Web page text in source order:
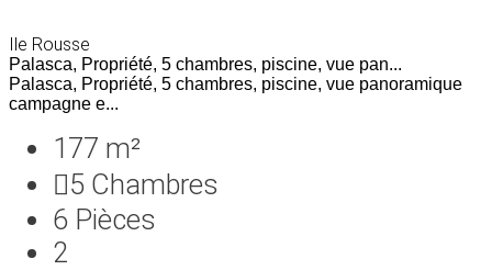
Ile Rousse
Palasca, Propriété, 5 chambres, piscine, vue pan...
Palasca, Propriété, 5 chambres, piscine, vue panoramique
campagne e...
177 m²
5 Chambres
6 Pièces
2